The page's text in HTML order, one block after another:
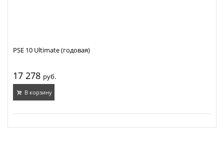
17 278 руб.
В корзину
PSE 10 Ultimate (годовая)